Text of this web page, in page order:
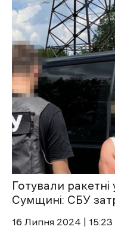
Готували
Сумщині: СБУ
16 Липня 2024 | 15:23